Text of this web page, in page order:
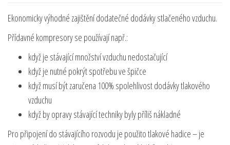
Ekonomicky výhodné zajištění dodatečné dodávky stlačeného vzduchu.
Přídavné kompresory se používají např.:
když je stávající množství vzduchu nedostačující
když je nutné pokrýt spotřebu ve špičce
když musí být zaručena 100% spolehlivost dodávky tlakového
vzduchu
když by opravy stávající techniky byly příliš nákladné
Pro připojení do stávajícího rozvodu je použito tlakové hadice – je